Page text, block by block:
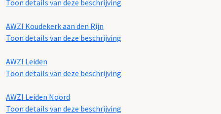
Toon details van deze beschrijving
AWZI Koudekerk aan den Rijn
Toon details van deze beschrijving
AWZI Leiden
Toon details van deze beschrijving
AWZI Leiden Noord
Toon details van deze beschrijving